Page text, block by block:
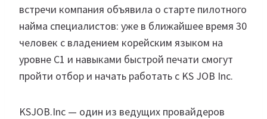
встречи компания объявила о старте пилотного
найма специалистов: уже в ближайшее время 30
человек с владением корейским языком на
уровне C1 и навыками быстрой печати смогут
пройти отбор и начать работать с KS JOB Inc.
KSJOB.Inc — один из ведущих провайдеров